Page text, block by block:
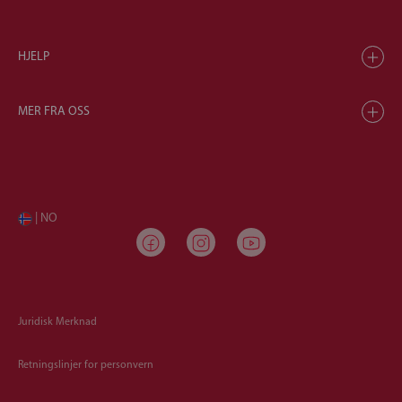
HJELP
MER FRA OSS
| NO
Juridisk Merknad
Retningslinjer for personvern